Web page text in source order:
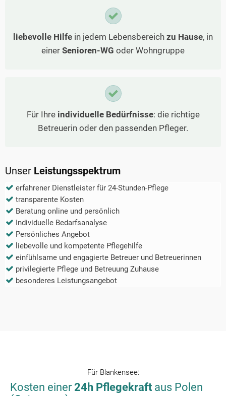
liebevolle Hilfe in jedem Lebensbereich zu Hause, in
einer Senioren-WG oder Wohngruppe
Für Ihre individuelle Bedürfnisse: die richtige
Betreuerin oder den passenden Pfleger.
Unser Leistungsspektrum
erfahrener Dienstleister für 24-Stunden-Pflege
transparente Kosten
Beratung online und persönlich
Individuelle Bedarfsanalyse
Persönliches Angebot
liebevolle und kompetente Pflegehilfe
einfühlsame und engagierte Betreuer und Betreuerinnen
privilegierte Pflege und Betreuung Zuhause
besonderes Leistungsangebot
Für Blankensee:
Kosten einer24h Pflegekraft aus Polen